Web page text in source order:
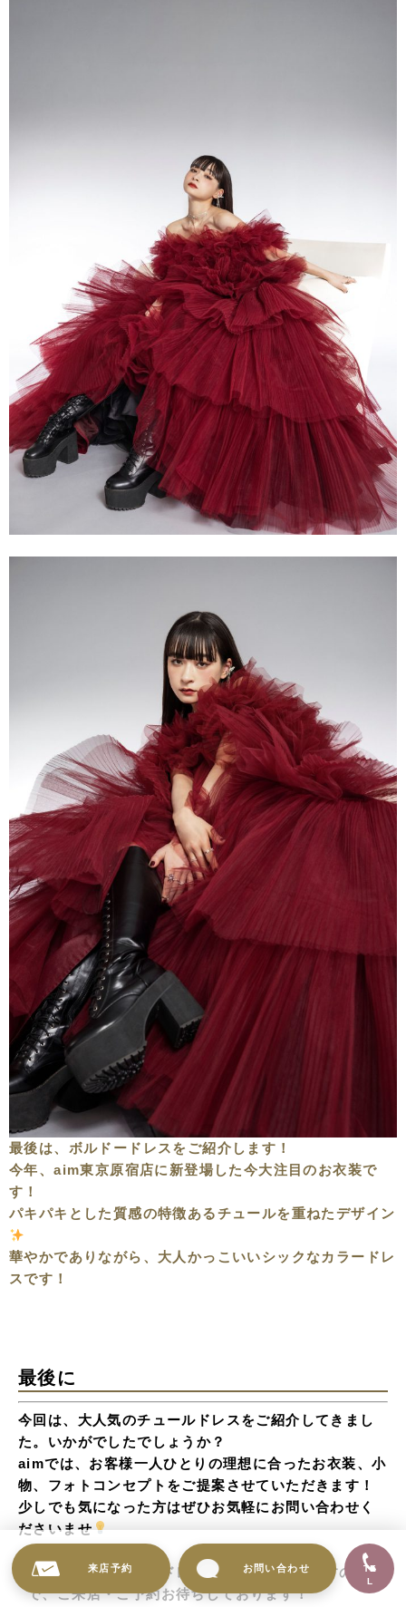
最後は、ボルドードレスをご紹介します！
今年、aim東京原宿店に新登場した今大注目のお衣装で
す！
パキパキとした質感の特徴あるチュールを重ねたデザイン
華やかでありながら、大人かっこいいシックなカラードレ
スです！
最後に
今回は、大人気のチュールドレスをご紹介してきまし
た。いかがでしたでしょうか？
aimでは、お客様一人ひとりの理想に合ったお衣装、小
物、フォトコンセプトをご提案させていただきます！
少しでも気になった方はぜひお気軽にお問い合わせく
ださいませ
カウンセリング時にドレスのご試着が可能ですの
で、ご来店・ご予約お待ちしております！
来店予約 お問い合わせ
TE
L